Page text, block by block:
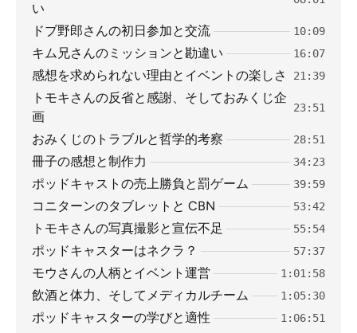
い
ドブ野郎さんの初日参加と交流 10:09
キム兄さんのミッションと勘違い 16:07
感想を求められない理由とイベントの楽しさ 21:39
トモキさんの反省と感謝、そしておみくじ企
画
23:51
おみくじのトラブルと哲学的考察 28:51
冊子の感想と制作力 34:23
ポッドキャストの売上勝負と罰ゲーム 39:59
コニターンのタブレットと CBN 53:42
トモキさんの写真撮影と宣伝不足 55:54
ポッドキャスターはネクラ？ 57:37
モウさんの人柄とイベント運営 1:01:58
飲酒と体力、そしてメディカルチーム 1:05:30
ポッドキャスターの学びと適性 1:06:51